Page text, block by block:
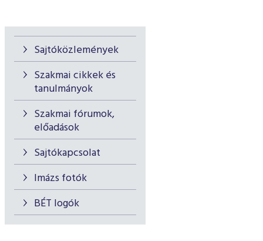
Sajtóközlemények
Szakmai cikkek és
tanulmányok
Szakmai fórumok,
előadások
Sajtókapcsolat
Imázs fotók
BÉT logók